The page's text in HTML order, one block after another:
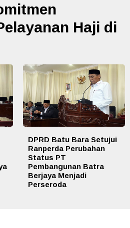
Haji di
DPRD Batu Bara Setujui
Ranperda Perubahan
Status PT
Pembangunan Batra
Berjaya Menjadi
Perseroda